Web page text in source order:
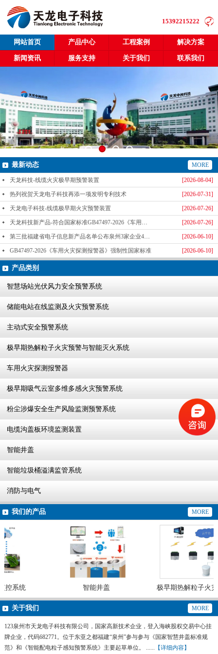
15392215222
网站首页 产品中心 工程案例 解决方案
新闻资讯 服务支持 关于我们 联系我们
最新动态 MORE
[2026-08-04]
天龙科技-线缆火灾极早期预警装置
[2026-07-31]
热列祝贺天龙电子科技再添一项发明专利技术
[2026-07-26]
天龙电子科技-线缆极早期火灾预警装置
[2026-07-26]
天龙科技新产品-符合国家标准GB47497-2026《车用火灾探测报警器》标准发布
[2026-06-10]
第三批福建省电子信息新产品名单公布泉州3家企业4款产品成功入选-泉州天龙科技
[2026-06-10]
GB47497-2026《车用火灾探测报警器》强制性国家标准
产品类别
智慧场站光伏风力安全预警系统
储能电站在线监测及火灾预警系统
主动式安全预警系统
极早期热解粒子火灾预警与智能灭火系统
车用火灾探测报警器
极早期吸气云室多维多感火灾预警系统
粉尘涉爆安全生产风险监测预警系统
电缆沟盖板环境监测装置
智能井盖
智能垃圾桶溢满监管系统
消防与电气
我们的产品 MORE
系统 智能井盖
极早期热解粒子火灾
灭火系统
关于我们
MORE
123泉州市天龙电子科技有限公司，国家高新技术企业，登入海峡股权交易中心挂
牌企业，代码682771。位于东亚之都福建“泉州”参与参与《国家智慧井盖标准规
范》和《智能配电粒子感知预警系统》主要起草单位。 ...... 【详细内容】